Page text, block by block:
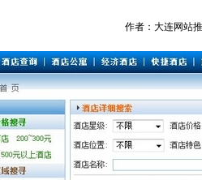
作者：大连网站